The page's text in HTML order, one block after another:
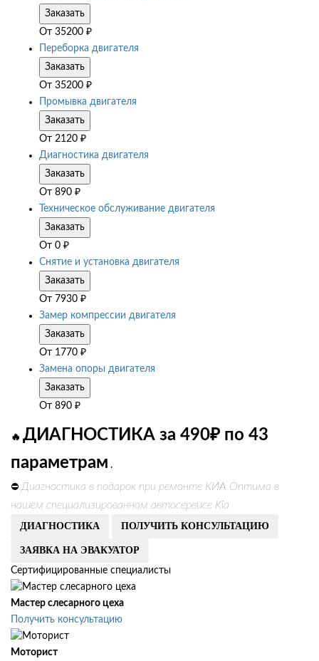
Заказать
От 35200 ₽
Переборка двигателя
Заказать
От 35200 ₽
Промывка двигателя
Заказать
От 2120 ₽
Диагностика двигателя
Заказать
От 890 ₽
Техническое обслуживание двигателя
Заказать
От 0 ₽
Снятие и установка двигателя
Заказать
От 7930 ₽
Замер компрессии двигателя
Заказать
От 1770 ₽
Замена опоры двигателя
Заказать
От 890 ₽
🔥 ДИАГНОСТИКА за 490₽ по 43
параметрам .
⛔ Диагностика в подарок при ремонте КИА Оптима в
нашем специализированном автосервисе Kia
ДИАГНОСТИКА ПОЛУЧИТЬ КОНСУЛЬТАЦИЮ
ЗАЯВКА НА ЭВАКУАТОР
Сертифицированные специалисты
Мастер слесарного цеха
Получить консультацию
Моторист